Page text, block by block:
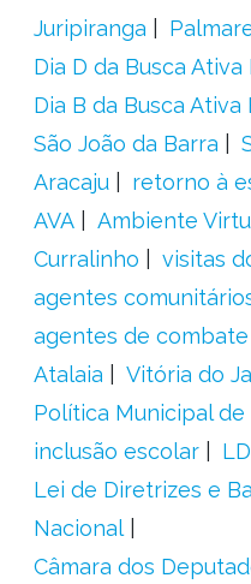
Juripiranga
Dia D da Busca Ativa
Dia B da Busca Ativa
São João da Barra
Aracaju
retorno à
AVA
Ambiente
Curralinho
visitas
agentes
agentes de
Atalaia
Vitória do
Política Municipal de
inclusão escolar
Lei de Diretrizes e
Nacional
Câmara dos